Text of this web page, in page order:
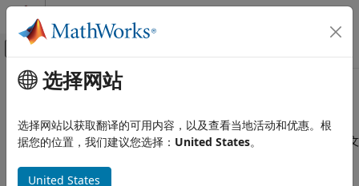
跳到内容
画布外导航菜单切换
文档主页
数据导入和分析
数据导入和导出
硬件和网络通信
主要内容
Linux
使用 Linux ®命令行 shell 并管理 BeagleBone
Black 硬件上的文
将 BeagleBone Black 硬件与 Linux 命令行 shell 结合使用。
选择网站
选择网站以获取翻译的可用内容，以及查看当地活动和优惠。根
据您的位置，我们建议您选择： United States。
United States